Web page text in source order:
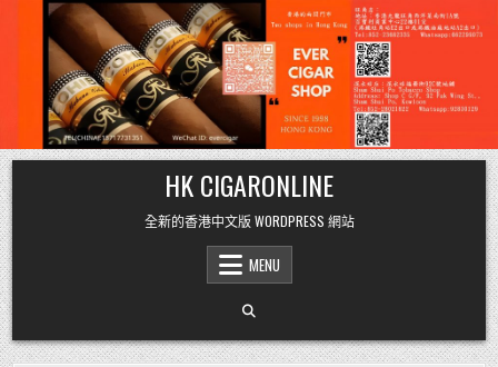
Skip
to
content
HK CIGARONLINE
全新的香港中文版 WORDPRESS 網站
MENU